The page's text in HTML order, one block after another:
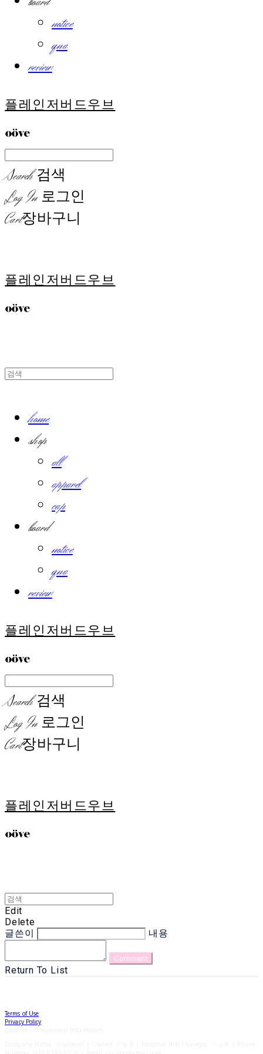
notice
qna
review
플레인저버드우브
Search검색
Log In 로그인
Cart장바구니
플레인저버드우브
home
shop
all
apparel
cap
board
notice
qna
review
플레인저버드우브
Search검색
Log In 로그인
Cart장바구니
플레인저버드우브
Edit
Delete
글쓴이
내용
Comment
Return To List
Terms of Use
Privacy Policy